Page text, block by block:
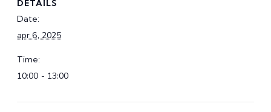
DETAILS
Date:
apr 6, 2025
Time:
10:00 - 13:00